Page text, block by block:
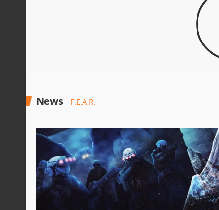
News F.E.A.R.